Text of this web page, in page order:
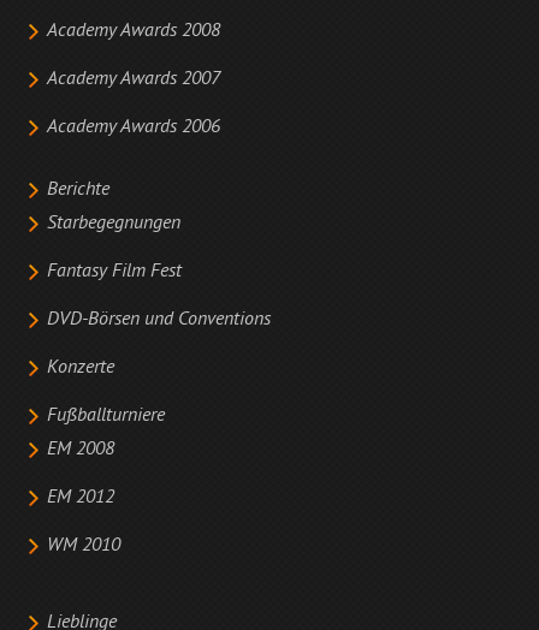
Academy Awards 2008
Academy Awards 2007
Academy Awards 2006
Berichte
Starbegegnungen
Fantasy Film Fest
DVD-Börsen und Conventions
Konzerte
Fußballturniere
EM 2008
EM 2012
WM 2010
Lieblinge